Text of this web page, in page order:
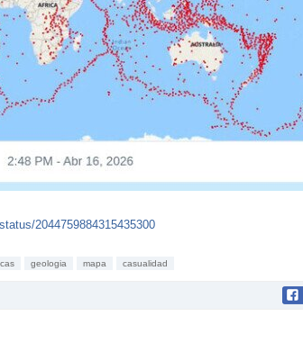
2044759884315435300
geologia mapa casualidad